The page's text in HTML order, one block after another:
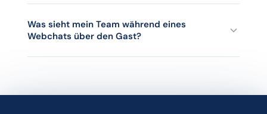
Status Wartend und löst sich nie automatisch auf. Eine
Mitarbeiterin prüft wartende Konversationen und schließt
Was sieht mein Team während eines
Webchats über den Gast?